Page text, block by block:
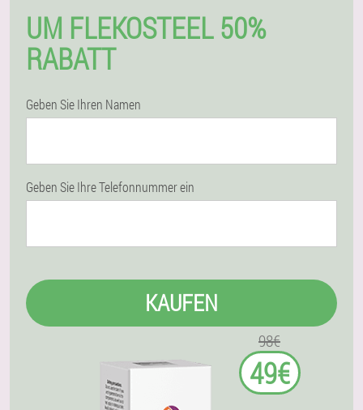
UM FLEKOSTEEL 50%
RABATT
Geben Sie Ihren Namen
Geben Sie Ihre Telefonnummer ein
KAUFEN
98€
49€